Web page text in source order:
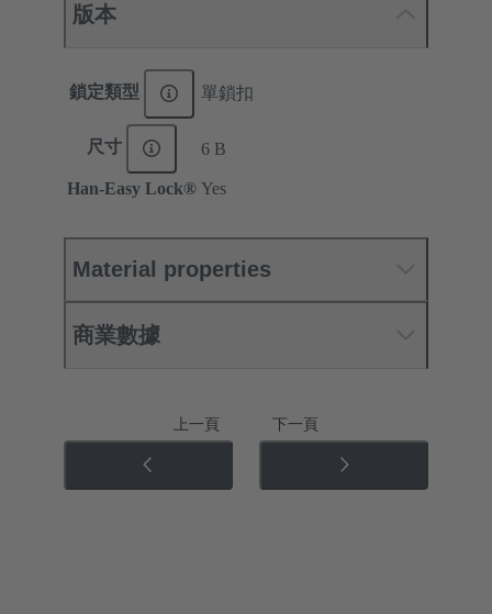
版本
鎖定類型 單鎖扣
尺寸 6 B
Han-Easy Lock® Yes
Material properties
商業數據
上一頁 下一頁